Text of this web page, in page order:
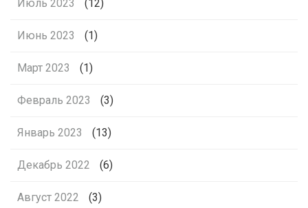
Июль 2023 (12)
Июнь 2023 (1)
Март 2023 (1)
Февраль 2023 (3)
Январь 2023 (13)
Декабрь 2022 (6)
Август 2022 (3)